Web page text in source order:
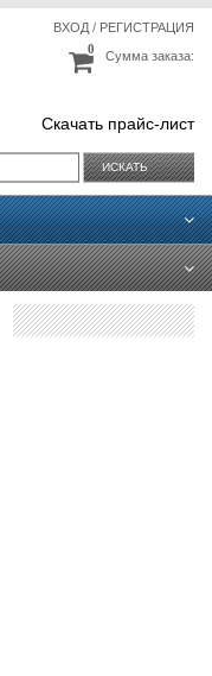
ВХОД/ РЕГИСТРАЦИЯ
Сумма заказа:
0
Скачать прайс-лист
ИСКАТЬ